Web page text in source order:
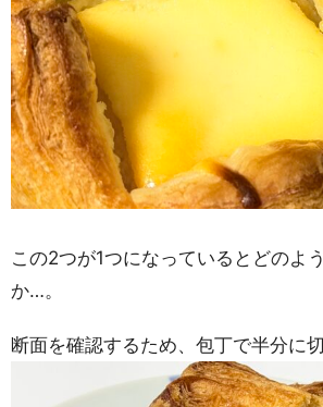
この2つが1つになっているとどのよ
か…。
断面を確認するため、包丁で半分に